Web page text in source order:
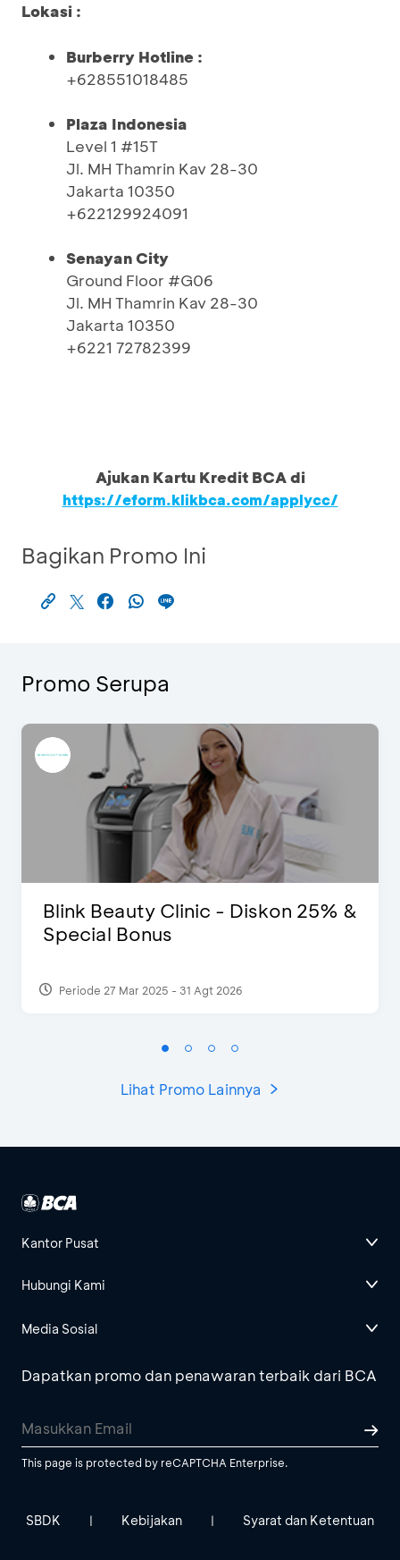
Lokasi :
Burberry Hotline :
+628551018485
Plaza Indonesia
Level 1 #15T
Jl. MH Thamrin Kav 28-30
Jakarta 10350
+622129924091
Senayan City
Ground Floor #G06
Jl. MH Thamrin Kav 28-30
Jakarta 10350
+6221 72782399
Ajukan Kartu Kredit BCA di
https://eform.klikbca.com/applycc/
Bagikan Promo Ini
Promo Serupa
Blink Beauty Clinic - Diskon 25% &
Special Bonus
Periode 27 Mar 2025 - 31 Agt 2026
Lihat Promo Lainnya
Kantor Pusat
Hubungi Kami
Media Sosial
Dapatkan promo dan penawaran terbaik dari BCA
This page is protected by reCAPTCHA Enterprise.
SBDK | Kebijakan | Syarat dan Ketentuan